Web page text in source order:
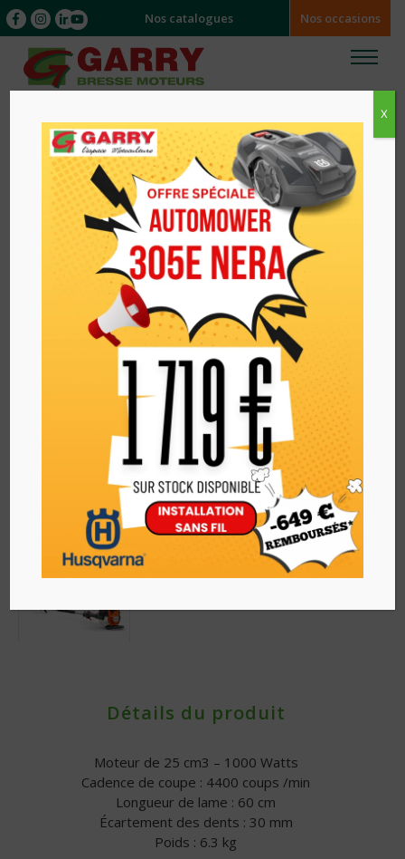
Nos catalogues Nos occasions
/ TAILLE HAIES SUR PERCHE THERMIQUE
525HE4 HUSQVARNA
Détails du produit
Moteur de 25 cm3 – 1000 Watts
Cadence de coupe : 4400 coups /min
Longueur de lame : 60 cm
Écartement des dents : 30 mm
Poids : 6.3 kg
X